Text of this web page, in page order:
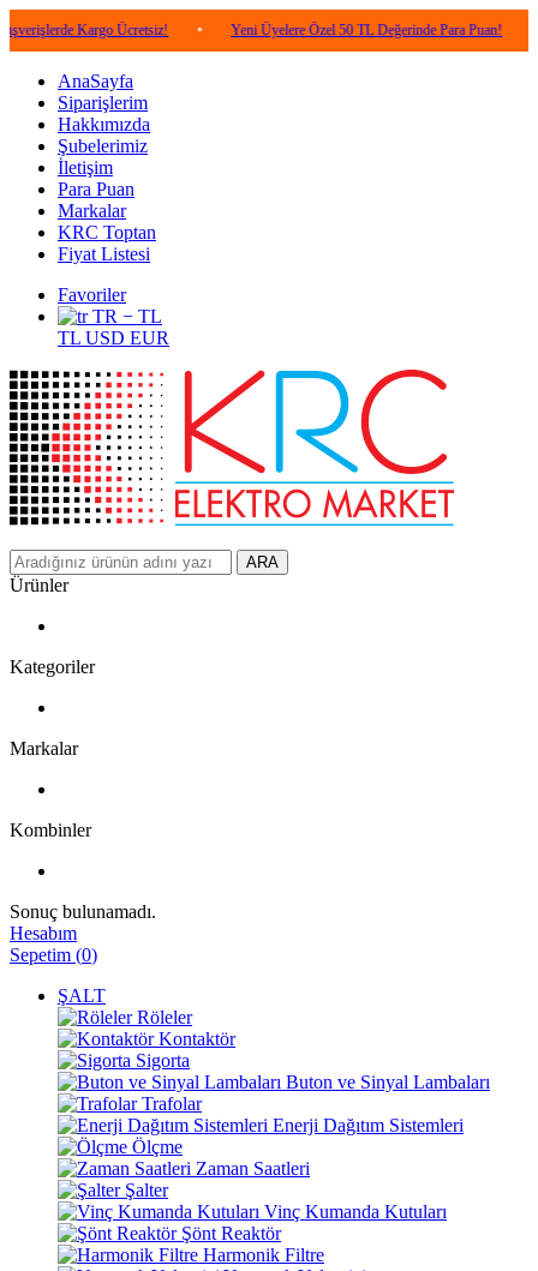
Kargo Ücretsiz! • Yeni Üyelere Özel 50 TL Değerinde Para Puan! •
AnaSayfa
Siparişlerim
Hakkımızda
Şubelerimiz
İletişim
Para Puan
Markalar
KRC Toptan
Fiyat Listesi
Favoriler
TR − TL
TL USD EUR
ARA
Ürünler
Kategoriler
Markalar
Kombinler
Sonuç bulunamadı.
Hesabım
Sepetim (0)
ŞALT
Röleler
Kontaktör
Sigorta
Buton ve Sinyal Lambaları
Trafolar
Enerji Dağıtım Sistemleri
Ölçme
Zaman Saatleri
Şalter
Vinç Kumanda Kutuları
Şönt Reaktör
Harmonik Filtre